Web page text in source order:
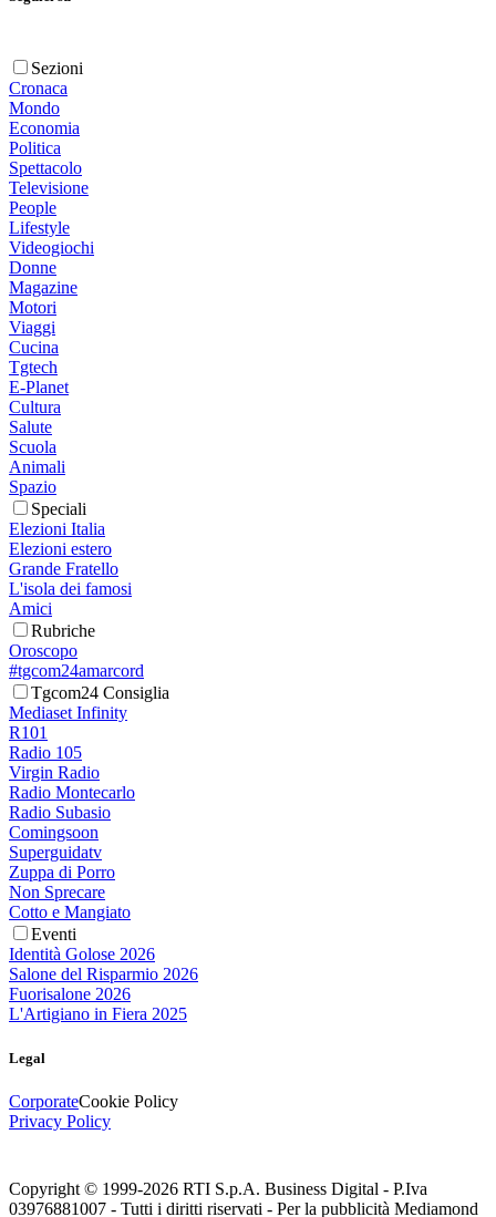
Sezioni
Cronaca
Mondo
Economia
Politica
Spettacolo
Televisione
People
Lifestyle
Videogiochi
Donne
Magazine
Motori
Viaggi
Cucina
Tgtech
E-Planet
Cultura
Salute
Scuola
Animali
Spazio
Speciali
Elezioni Italia
Elezioni estero
Grande Fratello
L'isola dei famosi
Amici
Rubriche
Oroscopo
#tgcom24amarcord
Tgcom24 Consiglia
Mediaset Infinity
R101
Radio 105
Virgin Radio
Radio Montecarlo
Radio Subasio
Comingsoon
Superguidatv
Zuppa di Porro
Non Sprecare
Cotto e Mangiato
Eventi
Identità Golose 2026
Salone del Risparmio 2026
Fuorisalone 2026
L'Artigiano in Fiera 2025
Legal
CorporateCookie Policy
Privacy Policy
Copyright © 1999-2026 RTI S.p.A. Business Digital - P.Iva
03976881007 - Tutti i diritti riservati - Per la pubblicità Mediamond